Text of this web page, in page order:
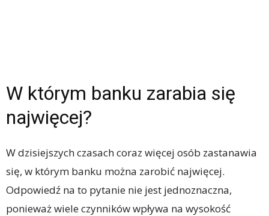
W którym banku zarabia się
najwięcej?
W dzisiejszych czasach coraz więcej osób zastanawia
się, w którym banku można zarobić najwięcej.
Odpowiedź na to pytanie nie jest jednoznaczna,
ponieważ wiele czynników wpływa na wysokość